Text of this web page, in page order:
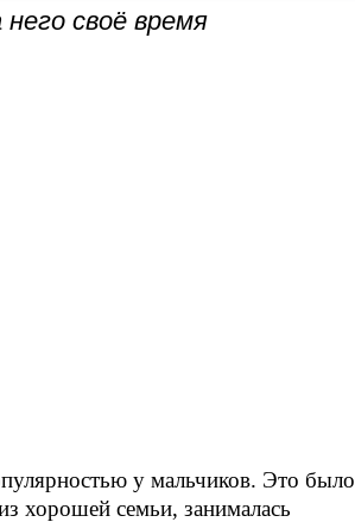
своё время
у мальчиков. Это было
хорошей семьи, занималась